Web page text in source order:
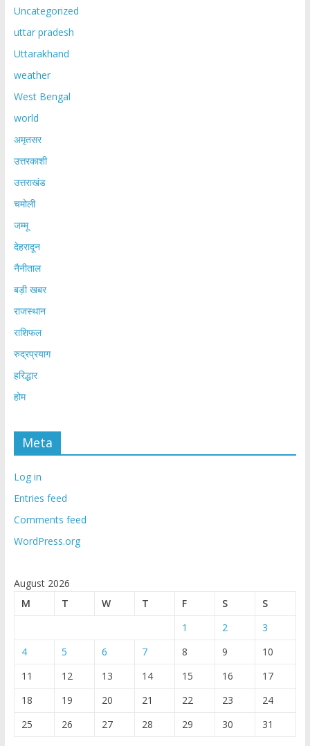
Uncategorized
uttar pradesh
Uttarakhand
weather
West Bengal
world
अमृतसर
उत्तरकाशी
उत्तराखंड
चमोली
जम्मू
देहरादून
नैनीताल
बड़ी खबर
राजस्थान
राशिफल
रुद्रप्रयाग
हरिद्धार
होम
Meta
Log in
Entries feed
Comments feed
WordPress.org
August 2026
M
T W T F S
S
1
2
3
4
5 6 7 8 9
10
11
12 13 14 15 16
17
18
19 20 21 22 23
24
25
26 27 28 29 30 31